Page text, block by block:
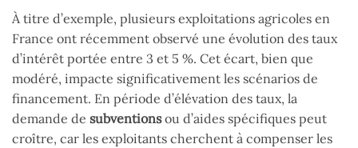
À titre d’exemple, plusieurs exploitations agricoles en
France ont récemment observé une évolution des taux
d’intérêt portée entre 3 et 5 %. Cet écart, bien que
modéré, impacte significativement les scénarios de
financement. En période d’élévation des taux, la
demande de subventionsou d’aides spécifiques peut
croître, car les exploitants cherchent à compenser les